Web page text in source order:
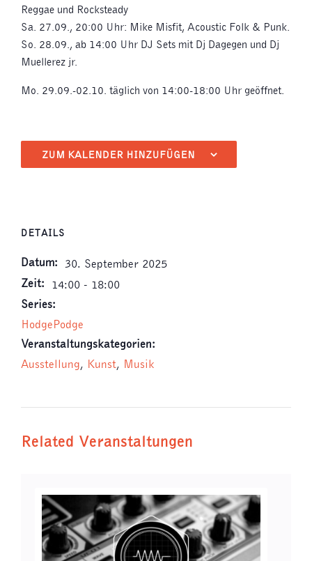
Reggae und Rocksteady
Sa. 27.09., 20:00 Uhr: Mike Misfit, Acoustic Folk & Punk.
So. 28.09., ab 14:00 Uhr DJ Sets mit Dj Dagegen und Dj
Muellerez jr.
Mo. 29.09.-02.10. täglich von 14:00-18:00 Uhr geöffnet.
ZUM KALENDER HINZUFÜGEN
DETAILS
Datum: 30. September 2025
Zeit: 14:00 - 18:00
Series:
HodgePodge
Veranstaltungskategorien:
Ausstellung, Kunst, Musik
Related Veranstaltungen